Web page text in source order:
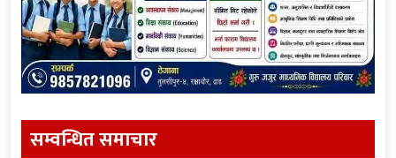
सम्वन्धित समाचार